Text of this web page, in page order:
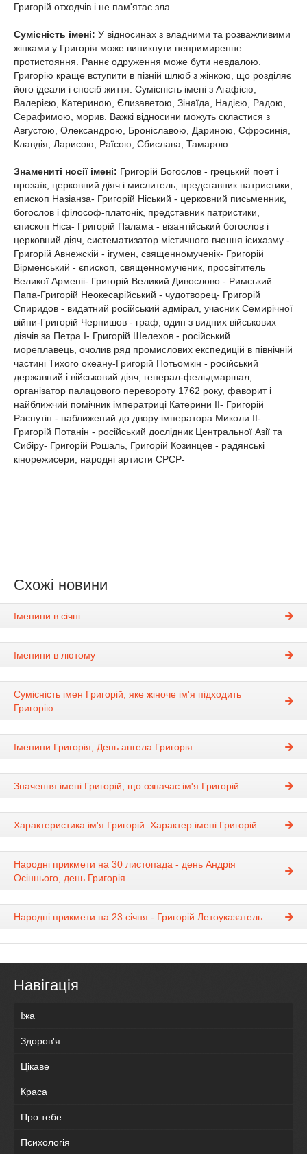
Григорій отходчів і не пам'ятає зла.
Сумісність імені: У відносинах з владними та розважливими
жінками у Григорія може виникнути непримиренне
протистояння. Раннє одруження може бути невдалою.
Григорію краще вступити в пізній шлюб з жінкою, що розділяє
його ідеали і спосіб життя. Сумісність імені з Агафією,
Валерією, Катериною, Єлизаветою, Зінаїда, Надією, Радою,
Серафимою, морив. Важкі відносини можуть скластися з
Августою, Олександрою, Броніславою, Дариною, Єфросинія,
Клавдія, Ларисою, Раїсою, Сбислава, Тамарою.
Знамениті носії імені: Григорій Богослов - грецький поет і
прозаїк, церковний діяч і мислитель, представник патристики,
єпископ Назіанза- Григорій Ніський - церковний письменник,
богослов і філософ-платонік, представник патристики,
єпископ Ніса- Григорій Палама - візантійський богослов і
церковний діяч, систематизатор містичного вчення ісихазму -
Григорій Авнежскій - ігумен, священномученік- Григорій
Вірменський - єпископ, священномученик, просвітитель
Великої Арменіі- Григорій Великий Дивослово - Римський
Папа-Григорій Неокесарійський - чудотворец- Григорій
Спиридов - видатний російський адмірал, учасник Семирічної
війни-Григорій Чернишов - граф, один з видних військових
діячів за Петра I- Григорій Шелехов - російський
мореплавець, очолив ряд промислових експедицій в північній
частині Тихого океану-Григорій Потьомкін - російський
державний і військовий діяч, генерал-фельдмаршал,
організатор палацового перевороту 1762 року, фаворит і
найближчий помічник імператриці Катерини II- Григорій
Распутін - наближений до двору імператора Миколи II-
Григорій Потанін - російський дослідник Центральної Азії та
Сибіру- Григорій Рошаль, Григорій Козинцев - радянські
кінорежисери, народні артисти СРСР-
Схожі новини
Іменини в січні
Іменини в лютому
Сумісність імен Григорій, яке жіноче ім'я підходить
Григорію
Іменини Григорія, День ангела Григорія
Значення імені Григорій, що означає ім'я Григорій
Характеристика ім'я Григорій. Характер імені Григорій
Народні прикмети на 30 листопада - день Андрія
Осіннього, день Григорія
Народні прикмети на 23 січня - Григорій Летоуказатель
Навігація
Їжа
Здоров'я
Цікаве
Краса
Про тебе
Психологія